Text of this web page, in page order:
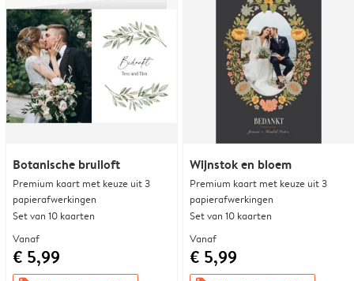
Botanische bruiloft
Premium kaart met keuze uit 3
papierafwerkingen
Set van 10 kaarten
Vanaf
€ 5,99
Wijnstok en bloem
Premium kaart met keuze uit 3
papierafwerkingen
Set van 10 kaarten
Vanaf
€ 5,99